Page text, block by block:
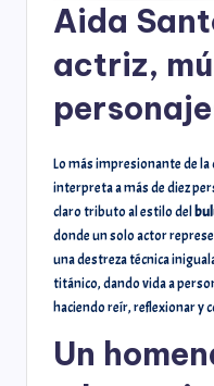
Aida
actriz,
Lo más impresionante de la
interpreta a más de diez
claro tributo al estilo del
donde un solo actor
una destreza técnica
titánico, dando vida a
haciendo reír, reflexionar y
Un